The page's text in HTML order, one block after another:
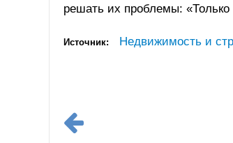
решать их проблемы:
Источник: Недвижимость и